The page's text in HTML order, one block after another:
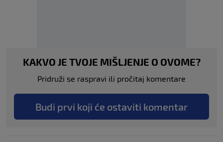
KAKVO JE TVOJE MIŠLJENJE O OVOME?
Pridruži se raspravi ili pročitaj komentare
Budi prvi koji će ostaviti komentar